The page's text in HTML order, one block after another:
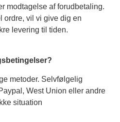
modtagelse af forudbetaling.
ordre, vil vi give dig en
levering til tiden.
metoder. Selvfølgelig
West Union eller andre
situation